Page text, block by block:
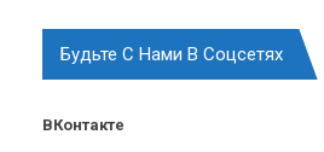
Будьте С Нами В Соцсетях
ВКонтакте